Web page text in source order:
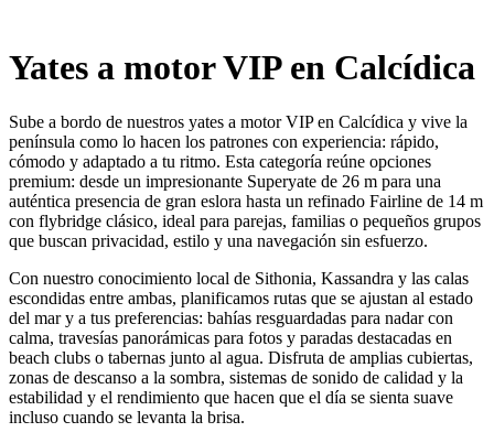
Yates a motor VIP en Calcídica
Sube a bordo de nuestros yates a motor VIP en Calcídica y vive la
península como lo hacen los patrones con experiencia: rápido,
cómodo y adaptado a tu ritmo. Esta categoría reúne opciones
premium: desde un impresionante Superyate de 26 m para una
auténtica presencia de gran eslora hasta un refinado Fairline de 14 m
con flybridge clásico, ideal para parejas, familias o pequeños grupos
que buscan privacidad, estilo y una navegación sin esfuerzo.
Con nuestro conocimiento local de Sithonia, Kassandra y las calas
escondidas entre ambas, planificamos rutas que se ajustan al estado
del mar y a tus preferencias: bahías resguardadas para nadar con
calma, travesías panorámicas para fotos y paradas destacadas en
beach clubs o tabernas junto al agua. Disfruta de amplias cubiertas,
zonas de descanso a la sombra, sistemas de sonido de calidad y la
estabilidad y el rendimiento que hacen que el día se sienta suave
incluso cuando se levanta la brisa.